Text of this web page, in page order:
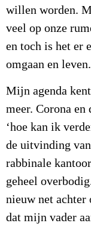
willen worden.
veel op onze
en toch is het er
omgaan en leven.
Mijn agenda
meer. Corona en
‘hoe kan ik
de uitvinding
rabbinale
geheel
nieuw net achter
dat mijn vader